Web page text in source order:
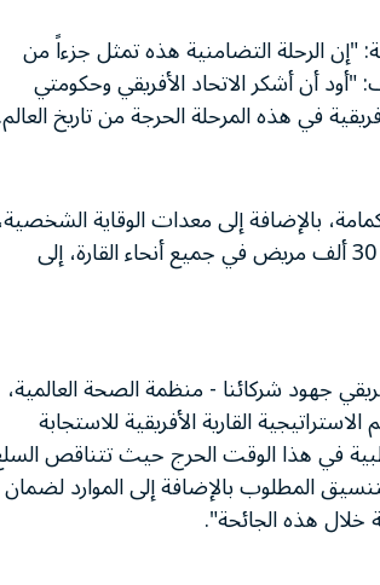
"إن الرحلة التضامنية هذه تمثل جزءاً من
الطبية المنقذة للحياة إلى 95 بلداً." وأضاف: "أود أن أشكر الاتحاد الأفريقي وحكومتي
في هذه المرحلة الحرجة من تاريخ
بالإضافة إلى معدات الوقاية
والتي ستكون كافية لحماية العاملين الصحيين أثناء مباشرتهم علاج أكثر من 30 ألف مريض في جميع أنحاء القارة، إلى
جهود شركائنا - منظمة الصحة العالمية،
القارية الأفريقية للاستجابة
الإمدادات الطبية في هذا الوقت الحرج حيث تتناقص
المطلوب بالإضافة إلى الموارد لضمان
خلال هذه الجائحة".